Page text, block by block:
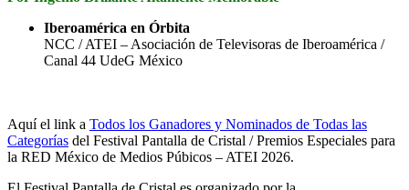
Iberoamérica en Órbita
NCC / ATEI – Asociación de Televisoras de Iberoamérica /
Canal 44 UdeG México
Aquí el link a Todos los Ganadores y Nominados de Todas las
Categorías del Festival Pantalla de Cristal / Premios Especiales para
la RED México de Medios Púbicos – ATEI 2026.